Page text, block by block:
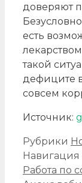
доверяют
есть
такой
дефиците
совсем
Источник:
Рубрики
Навигация
Работа по